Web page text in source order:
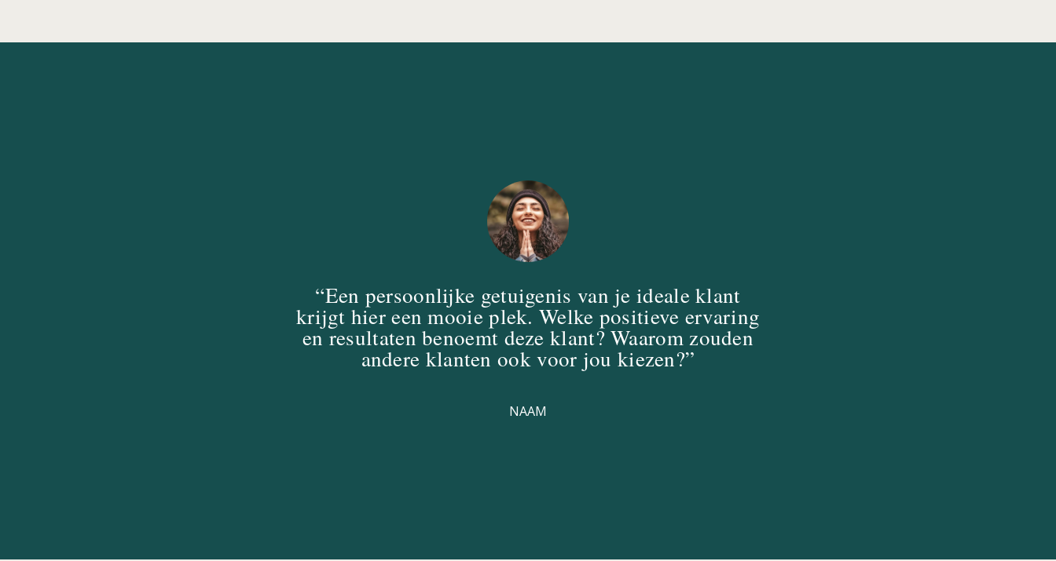
“Een persoonlijke getuigenis van je ideale klant
krijgt hier een mooie plek. Welke positieve ervaring
en resultaten benoemt deze klant? Waarom zouden
andere klanten ook voor jou kiezen?”
NAAM